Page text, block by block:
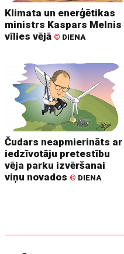
Klimata un enerģētikas
ministrs Kaspars Melnis
vīlies vējā © DIENA
Čudars neapmierināts ar
iedzīvotāju pretestību
vēja parku izvēršanai
viņu novados © DIENA